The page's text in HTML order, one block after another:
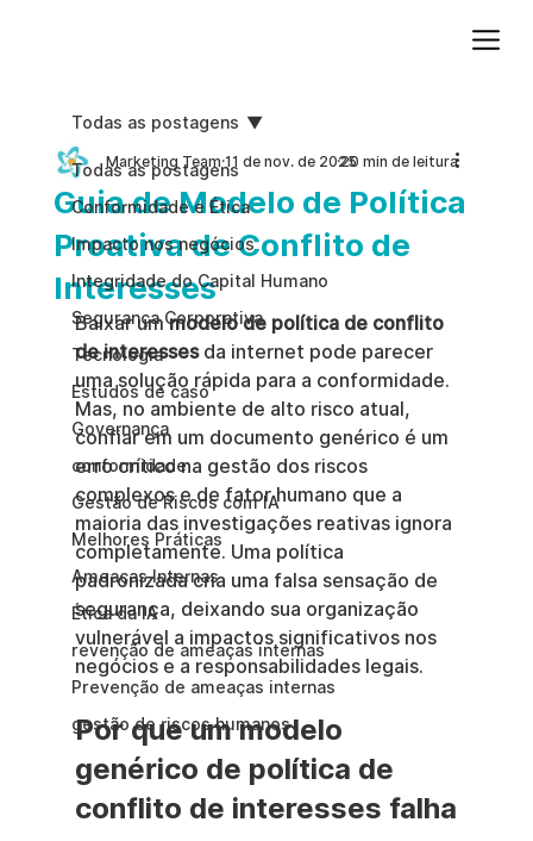
Todas as postagens
Conformidade e Ética
Impacto nos negócios
Integridade do Capital Humano
Segurança Corporativa
Tecnologia
Estudos de caso
Governança
conformidade
Gestão de Riscos com IA
Melhores Práticas
Ameaças Internas
Ética da IA
revenção de ameaças internas
Prevenção de ameaças internas
gestão de riscos humanos
Todas as postagens
Guia de Modelo de Política
Proativa de Conflito de
Interesses
Marketing Team 11 de nov. de 202520 min de leitura
Baixar um modelo de política de conflito
de interesses da internet pode parecer
uma solução rápida para a conformidade.
Mas, no ambiente de alto risco atual,
confiar em um documento genérico é um
erro crítico na gestão dos riscos
complexos e de fator humano que a
maioria das investigações reativas ignora
completamente. Uma política
padronizada cria uma falsa sensação de
segurança, deixando sua organização
vulnerável a impactos significativos nos
negócios e a responsabilidades legais.
Por que um modelo
genérico de política de
conflito de interesses falha